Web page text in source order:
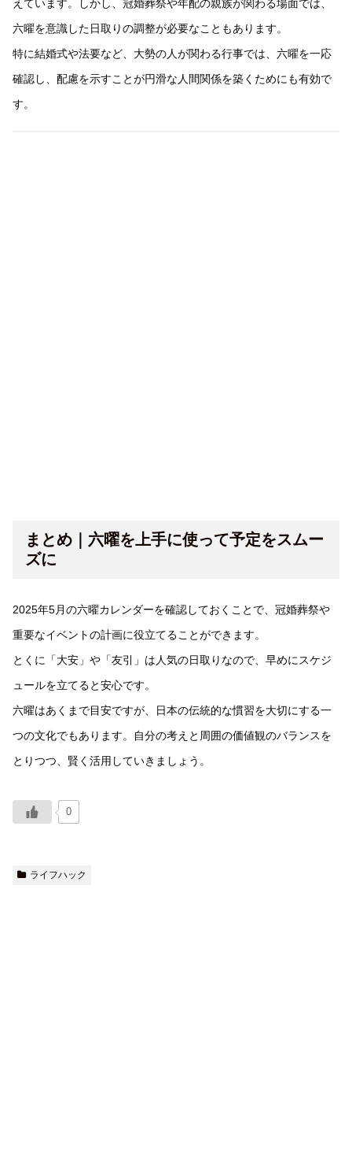
えています。しかし、冠婚葬祭や年配の親族が関わる場面では、
六曜を意識した日取りの調整が必要なこともあります。
特に結婚式や法要など、大勢の人が関わる行事では、六曜を一応
確認し、配慮を示すことが円滑な人間関係を築くためにも有効で
す。
まとめ｜六曜を上手に使って予定をスムー
ズに
2025年5月の六曜カレンダーを確認しておくことで、冠婚葬祭や
重要なイベントの計画に役立てることができます。
とくに「大安」や「友引」は人気の日取りなので、早めにスケジ
ュールを立てると安心です。
六曜はあくまで目安ですが、日本の伝統的な慣習を大切にする一
つの文化でもあります。自分の考えと周囲の価値観のバランスを
とりつつ、賢く活用していきましょう。
0
ライフハック